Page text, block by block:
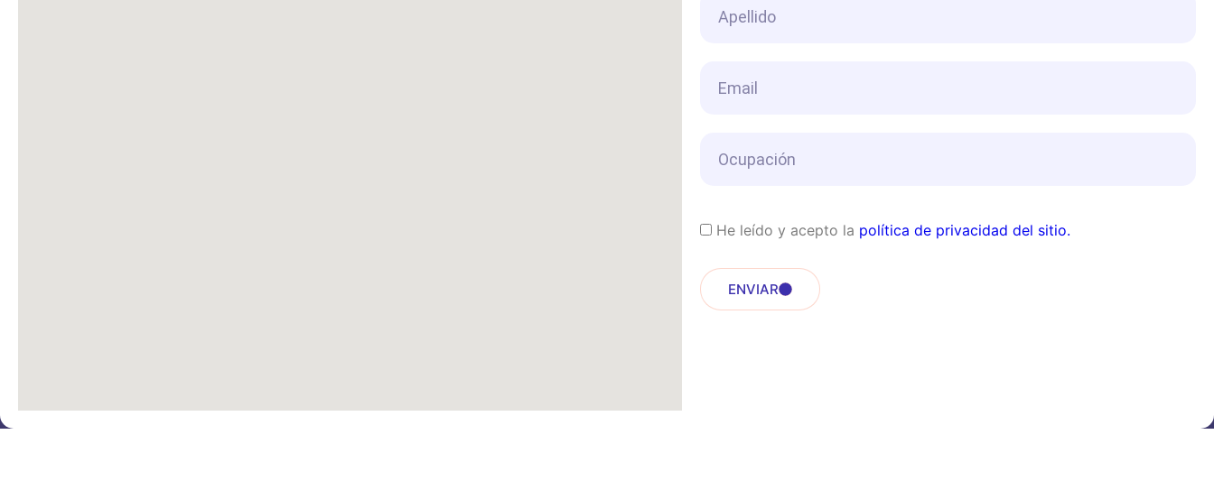
He leído y acepto la política de privacidad del sitio.
ENVIAR